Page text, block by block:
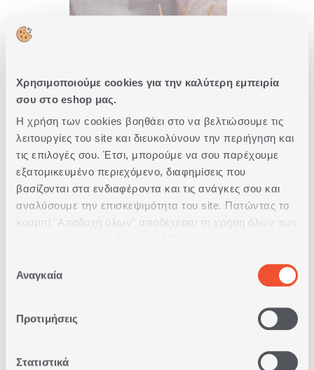
Χρησιμοποιούμε cookies για την καλύτερη εμπειρία
σου στο eshop μας.
Η χρήση των cookies βοηθάει στο να βελτιώσουμε τις
λειτουργίες του site και διευκολύνουν την περιήγηση και
τις επιλογές σου. Έτσι, μπορούμε να σου παρέχουμε
εξατομικευμένο περιεχόμενο, διαφημίσεις που
βασίζονται στα ενδιαφέροντα και τις ανάγκες σου και
αναλύσουμε την επισκεψιμότητα του site. Πατώντας το
κουμπί "Αποδοχή όλων" αποδέχεσαι τη χρήση όλων των
"Προσαρμογή".
συγκατάθεσης
Αναγκαία
Προτιμήσεις
Στατιστικά
ΑΡΩΜΑΤΙΚΟ ΧΩΡΟΥ ΜΕ ΣΤΙΚΣ
BAHAMA BREEZE 230ml
16,80€